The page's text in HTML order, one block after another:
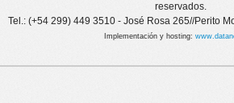
reservados.
Tel.: (+54 299) 449 3510 - José Rosa 265//Perito
Implementación y hosting: